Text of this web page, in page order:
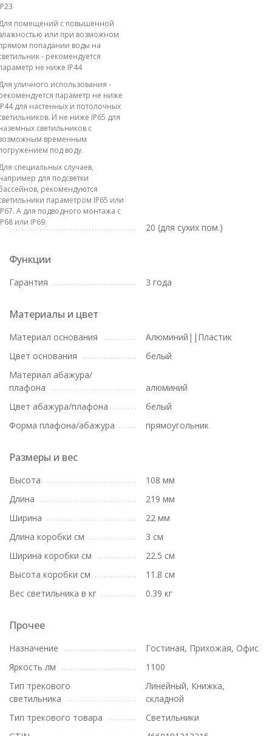
помещений с повышенной
или при возможном
попадании воды на
- рекомендуется
не ниже IP44
уличного использования -
параметр не ниже
для настенных и потолочных
И не ниже IP65 для
светильников с
временным
под воду.
специальных случаев,
для подсветки
рекомендуются
параметром IP65 или
А для подводного монтажа с
или IP69.
20 (для сухих пом.)
Функции
Гарантия 3 года
Материалы и цвет
Материал основания
Алюминий||Пластик
Цвет основания
белый
Материал абажура/
плафона
алюминий
Цвет абажура/плафона
белый
Форма плафона/абажура
прямоугольник
Размеры и вес
Высота
108 мм
Длина
219 мм
Ширина
22 мм
Длина коробки см
3 см
Ширина коробки см
22.5 см
Высота коробки см
11.8 см
Вес светильника в кг
0.39 кг
Прочее
Назначение
Гостиная, Прихожая, Офис
Яркость лм
1100
Тип трекового
светильника
Линейный, Книжка,
складной
Тип трекового товара
Светильники